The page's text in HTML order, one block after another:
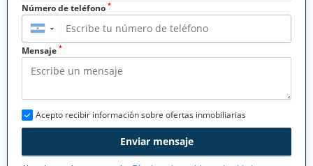
Número de teléfono *
▼
Mensaje *
Acepto recibir información sobre ofertas inmobiliarias
Enviar mensaje